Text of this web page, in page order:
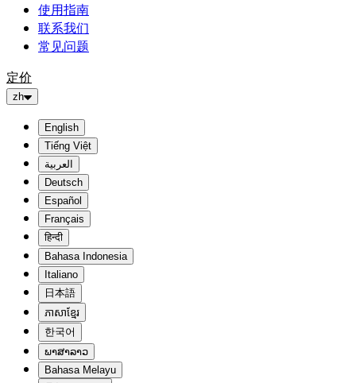
使用指南
联系我们
常见问题
定价
zh
English
Tiếng Việt
العربية
Deutsch
Español
Français
हिन्दी
Bahasa Indonesia
Italiano
日本語
ភាសាខ្មែរ
한국어
ພາສາລາວ
Bahasa Melayu